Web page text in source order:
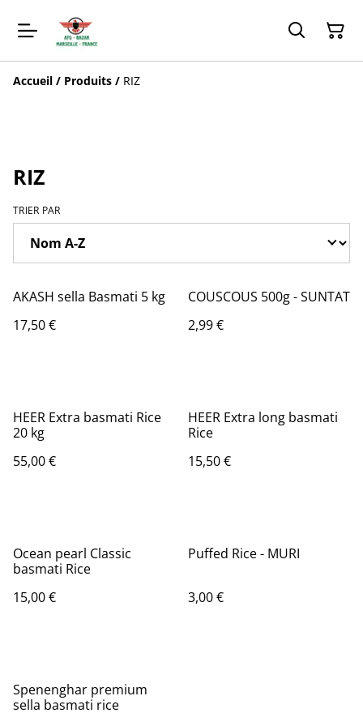
Accueil / Produits / RIZ
RIZ
TRIER PAR
AKASH sella Basmati 5 kg
17,50 €
COUSCOUS 500g - SUNTAT
2,99 €
HEER Extra basmati Rice
20 kg
55,00 €
HEER Extra long basmati
Rice
15,50 €
Ocean pearl Classic
basmati Rice
15,00 €
Puffed Rice - MURI
3,00 €
Spenenghar premium
sella basmati rice